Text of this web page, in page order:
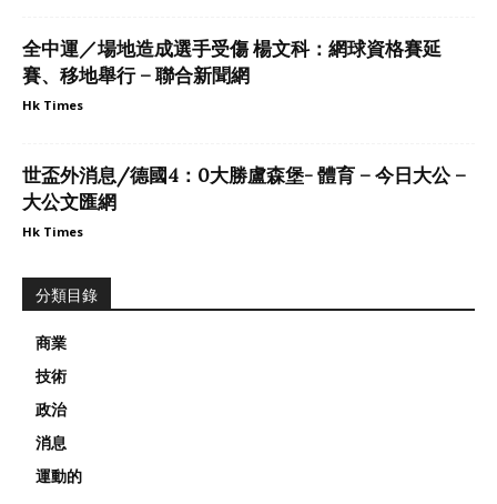
全中運／場地造成選手受傷 楊文科：網球資格賽延
賽、移地舉行 – 聯合新聞網
Hk Times
世盃外消息/德國4：0大勝盧森堡- 體育 – 今日大公 –
大公文匯網
Hk Times
分類目錄
商業
技術
政治
消息
運動的